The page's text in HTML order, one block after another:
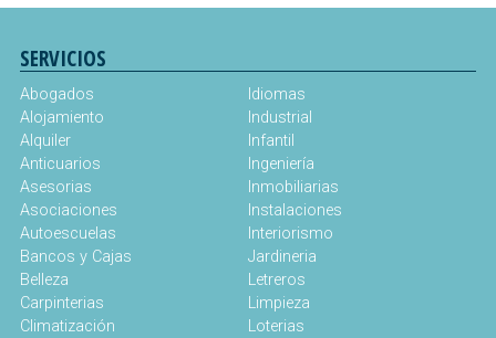
SERVICIOS
Abogados
Alojamiento
Alquiler
Anticuarios
Asesorias
Asociaciones
Autoescuelas
Bancos y Cajas
Belleza
Carpinterias
Climatización
Idiomas
Industrial
Infantil
Ingeniería
Inmobiliarias
Instalaciones
Interiorismo
Jardineria
Letreros
Limpieza
Loterias